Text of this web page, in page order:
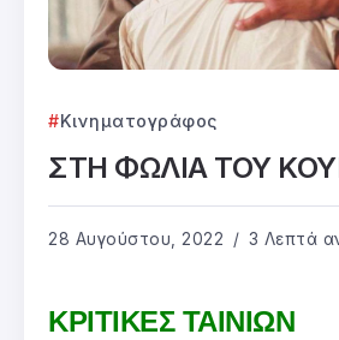
Κινηματογράφος
ΣΤΗ ΦΩΛΙΑ ΤΟΥ
28 Αυγούστου, 2022 3 Λεπτά
ΚΡΙΤΙΚΕΣ ΤΑΙΝΙΩΝ